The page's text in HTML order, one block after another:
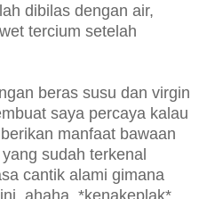
dibilas dengan air,
tercium setelah
beras susu dan virgin
saya percaya kalau
manfaat bawaan
sudah terkenal
cantik alami gimana
ahaha, *kenakeplak*.